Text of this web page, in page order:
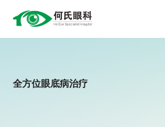
全方位眼底病治疗